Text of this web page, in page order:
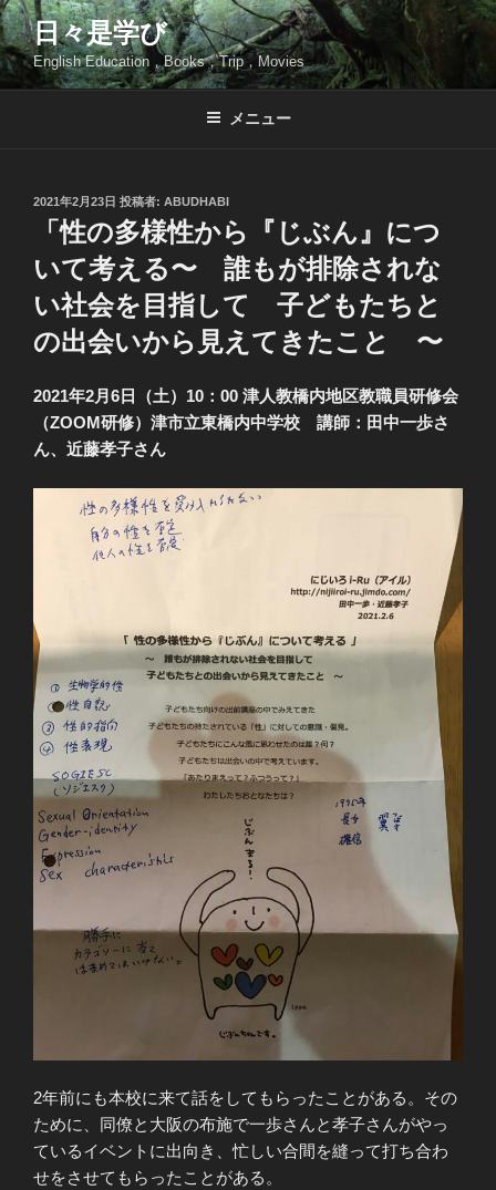
コ
ン
テ
ン
日々是学び
English Education，Books，Trip，Movies
メニュー
投
2021年2月23日 投稿者: ABUDHABI
「性の多様性から『じぶん』につ
いて考える〜 誰もが排除されな
い社会を目指して 子どもたちと
の出会いから見えてきたこと 〜
2021年2月6日（土）10：00 津人教橋内地区教職員研修会
（ZOOM研修）津市立東橋内中学校 講師：田中一歩さ
ん、近藤孝子さん
2年前にも本校に来て話をしてもらったことがある。その
ために、同僚と大阪の布施で一歩さんと孝子さんがやっ
ているイベントに出向き、忙しい合間を縫って打ち合わ
せをさせてもらったことがある。